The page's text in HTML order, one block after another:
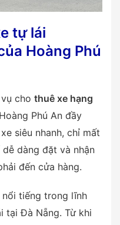
tự lái
Hoàng Phú
cho thuê xe hạng
Phú An đầy
siêu nhanh, chỉ mất
dàng đặt và nhận
đến cửa hàng.
nổi tiếng trong lĩnh
tại Đà Nẵng. Từ khi